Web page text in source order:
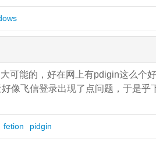
可能的，好在网上有pdigin这么个
像飞信登录出现了点问题，于是乎
fetion pidgin